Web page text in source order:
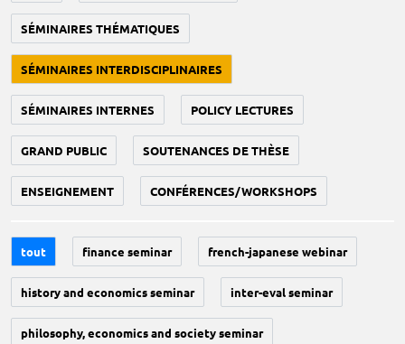
SÉMINAIRES THÉMATIQUES
SÉMINAIRES INTERDISCIPLINAIRES
SÉMINAIRES INTERNES POLICY LECTURES
GRAND PUBLIC SOUTENANCES DE THÈSE
ENSEIGNEMENT CONFÉRENCES/WORKSHOPS
tout finance seminar french-japanese webinar
history and economics seminar inter-eval seminar
philosophy, economics and society seminar